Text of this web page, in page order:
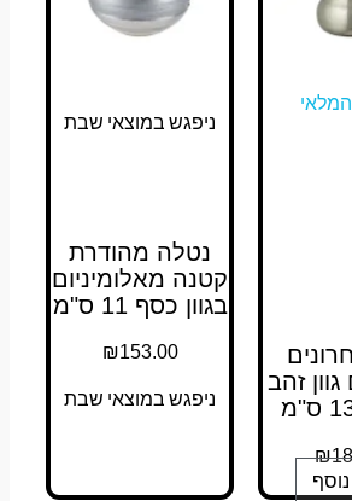
זהב
₪
ניפגש במוצאי שבת
נטלה מהודרת
קטנה מאלומיניום
בגוון כסף 11 ס"מ
₪153.00
ניפגש במוצאי שבת